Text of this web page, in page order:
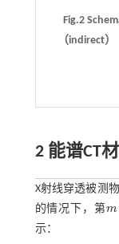
Fig.2
（indirect
2 能谱CT
X射线穿透被测
的情况下，第m
m
示：